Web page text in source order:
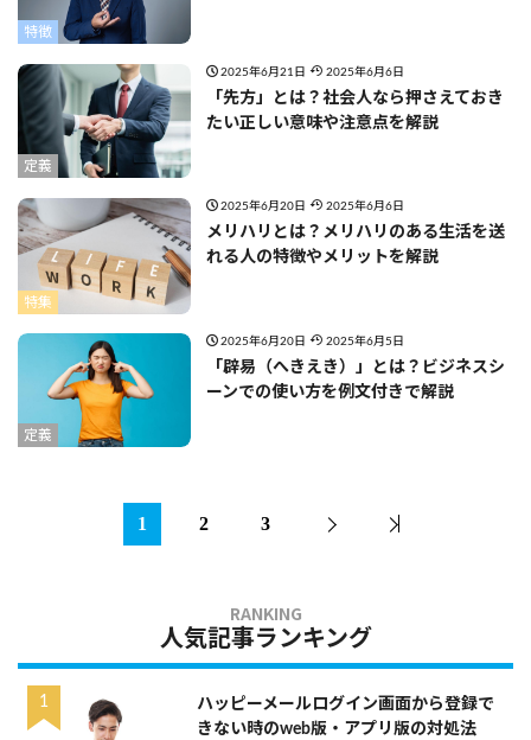
特徴
定義
2025年6月21日 2025年6月6日
「先方」とは？社会人なら押さえておき
たい正しい意味や注意点を解説
特集
2025年6月20日 2025年6月6日
メリハリとは？メリハリのある生活を送
れる人の特徴やメリットを解説
定義
2025年6月20日 2025年6月5日
「辟易（へきえき）」とは？ビジネスシ
ーンでの使い方を例文付きで解説
1 2 3
人気記事ランキング
ハッピーメールログイン画面から登録で
きない時のweb版・アプリ版の対処法